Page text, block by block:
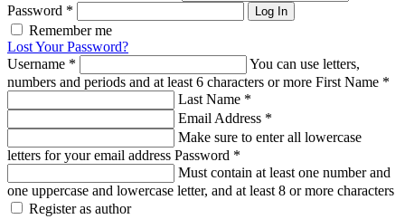
Password * Log In
Remember me
Lost Your Password?
Username *
You can use letters,
numbers and periods and at least 6 characters or more First Name *
Last Name *
Email Address *
Make sure to enter all lowercase
letters for your email address Password *
Must contain at least one number and
one uppercase and lowercase letter, and at least 8 or more characters
Register as author